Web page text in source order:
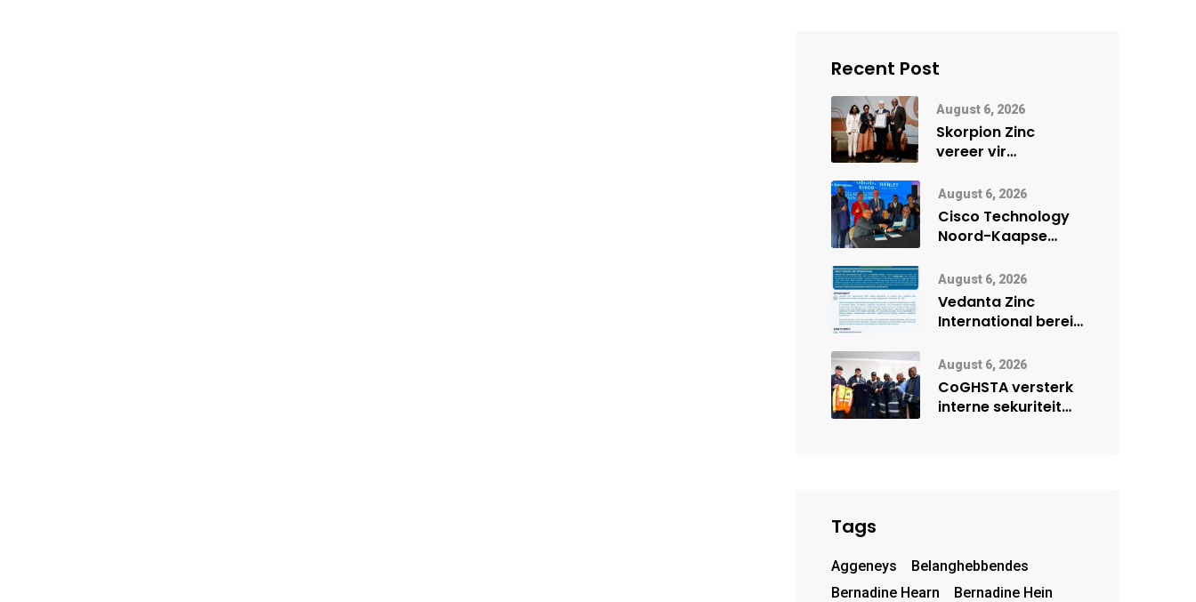
Recent Post
August 6, 2026
Skorpion Zinc
vereer vir
veiligheidsprestasie
by Namibië Mynbou
Ekspo
August 6, 2026
Cisco Technology
Noord-Kaapse
digitale toekoms
deur Cisco-
vennootskap
August 6, 2026
Vedanta Zinc
International berei
vir moontlike
herbegin
August 6, 2026
CoGHSTA versterk
interne sekuriteit
Tags
Aggeneys
Belanghebbendes
Bernadine Hearn
Bernadine Hein